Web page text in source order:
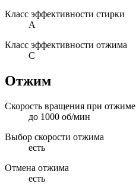
Класс эффективности стирки
A
Класс эффективности отжима
C
Отжим
Скорость вращения при отжиме
до 1000 об/мин
Выбор скорости отжима
есть
Отмена отжима
есть